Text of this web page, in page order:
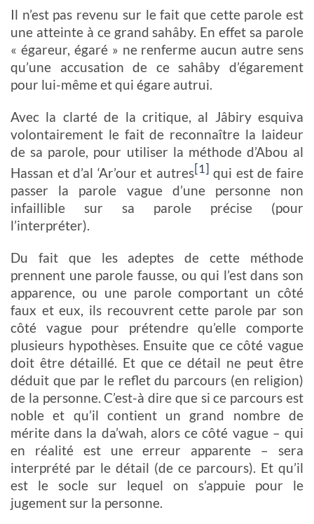
Il n’est pas revenu sur le fait que cette parole est
une atteinte à ce grand sahâby. En effet sa parole
« égareur, égaré » ne renferme aucun autre sens
qu’une accusation de ce sahâby d’égarement
pour lui-même et qui égare autrui.
Avec la clarté de la critique, al Jâbiry esquiva
volontairement le fait de reconnaître la laideur
de sa parole, pour utiliser la méthode d’Abou al
Hassan et d’al ‘Ar’our et autres [1]
qui est de faire
passer la parole vague d’une personne non
infaillible sur sa parole précise (pour
l’interpréter).
Du fait que les adeptes de cette méthode
prennent une parole fausse, ou qui l’est dans son
apparence, ou une parole comportant un côté
faux et eux, ils recouvrent cette parole par son
côté vague pour prétendre qu’elle comporte
plusieurs hypothèses. Ensuite que ce côté vague
doit être détaillé. Et que ce détail ne peut être
déduit que par le reflet du parcours (en religion)
de la personne. C’est-à dire que si ce parcours est
noble et qu’il contient un grand nombre de
mérite dans la da’wah, alors ce côté vague – qui
en réalité est une erreur apparente – sera
interprété par le détail (de ce parcours). Et qu’il
est le socle sur lequel on s’appuie pour le
jugement sur la personne.